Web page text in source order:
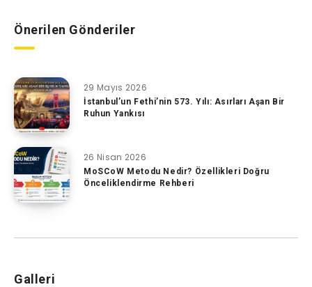
Önerilen Gönderiler
29 Mayıs 2026
İstanbul’un Fethi’nin 573. Yılı: Asırları Aşan Bir
Ruhun Yankısı
26 Nisan 2026
MoSCoW Metodu Nedir? Özellikleri Doğru
Önceliklendirme Rehberi
Galleri